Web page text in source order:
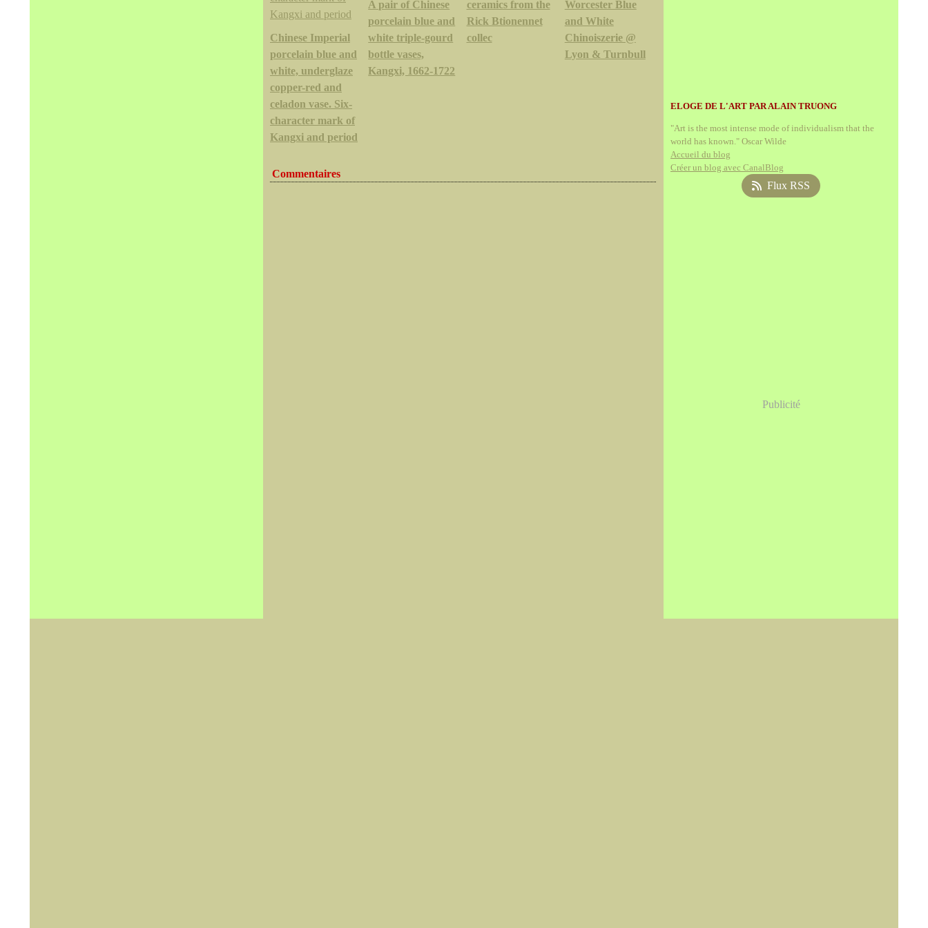
Chinese Imperial
porcelain blue and
white, underglaze
copper-red and
celadon vase. Six-
character mark of
Kangxi and period
A pair of Chinese
porcelain blue and
white triple-gourd
bottle vases,
Kangxi, 1662-1722
ceramics from the
Rick Btionennet
collec
Worcester Blue
and White
Chinoiszerie @
Lyon & Turnbull
Commentaires
ELOGE DE L'ART PAR ALAIN TRUONG
"Art is the most intense mode of individualism that the
world has known." Oscar Wilde
Accueil du blog
Créer un blog avec CanalBlog
Flux RSS
Publicité